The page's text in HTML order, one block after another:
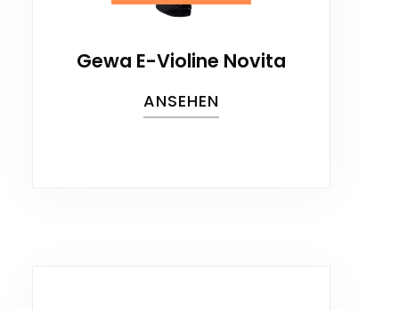
Gewa E-Violine Novita
ANSEHEN